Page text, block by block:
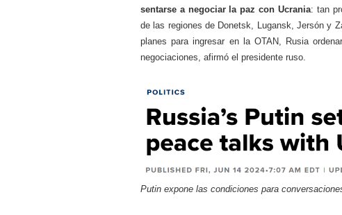
sentarse a negociar la paz con Ucrania: tan
de las regiones de Donetsk, Lugansk, Jersón y
planes para ingresar en la OTAN, Rusia
negociaciones, afirmó el presidente ruso.
Putin expone las condiciones para